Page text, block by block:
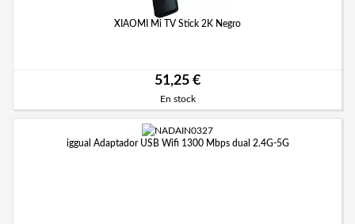
XIAOMI Mi TV Stick 2K Negro
51,25 €
En stock
iggual Adaptador USB Wifi 1300 Mbps dual 2.4G-5G